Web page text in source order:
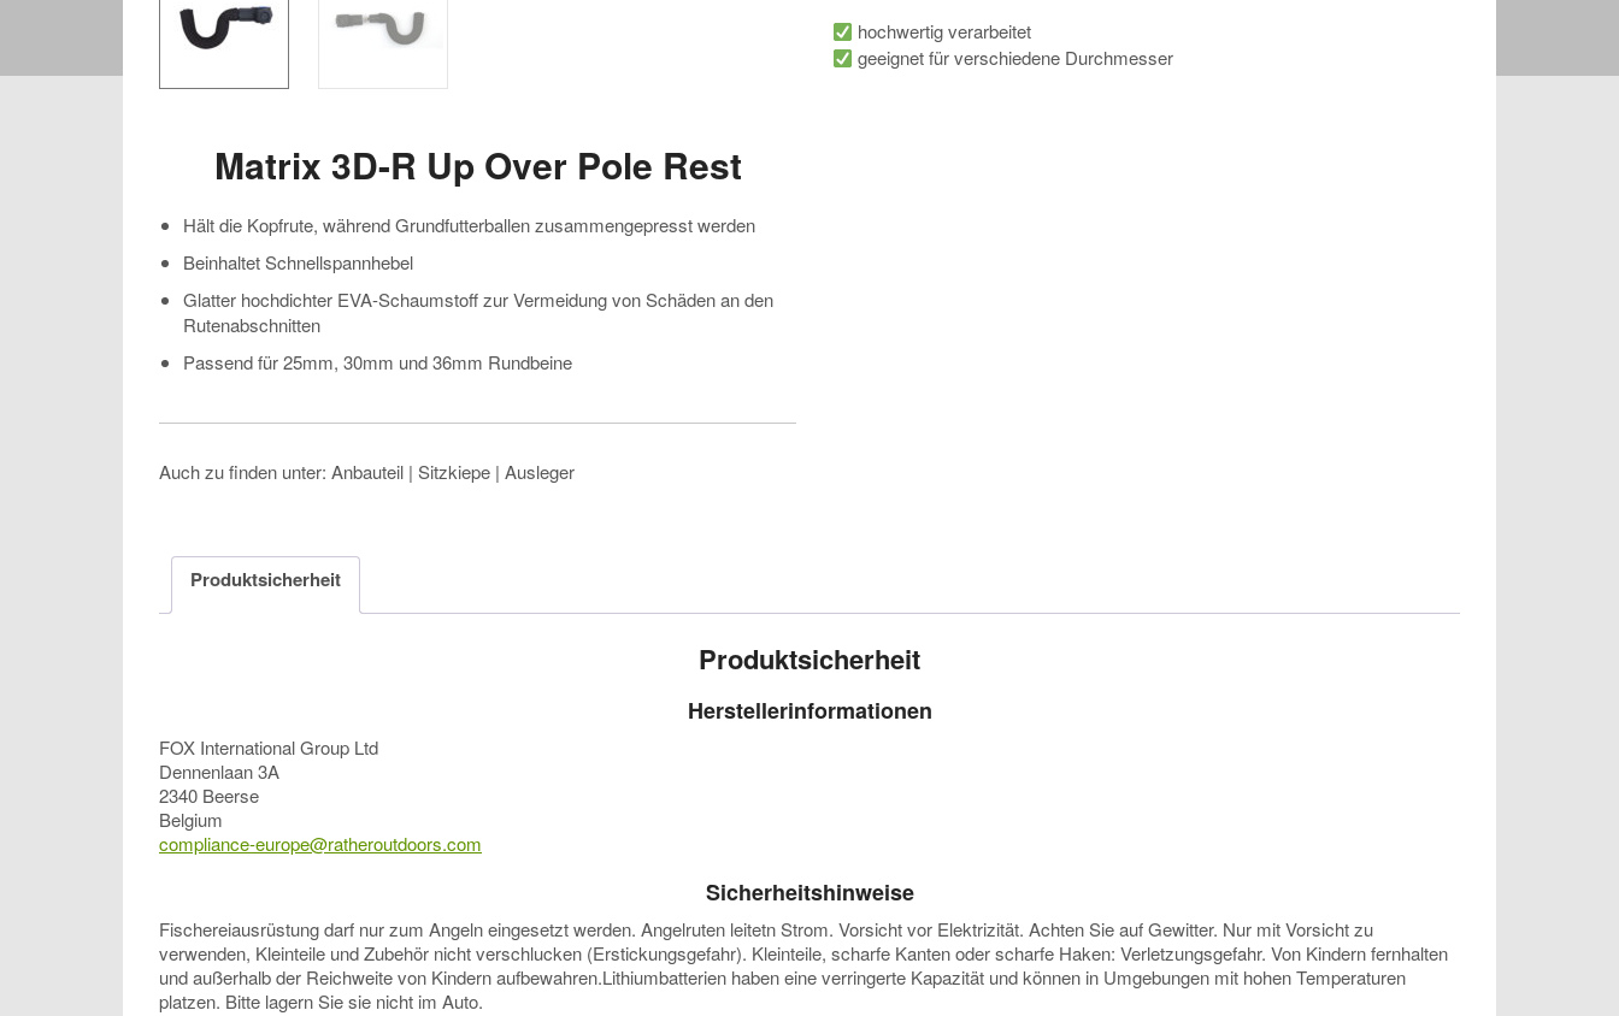
Matrix 3D-R Up Over Pole Rest
Hält die Kopfrute, während Grundfutterballen zusammengepresst werden
Beinhaltet Schnellspannhebel
Glatter hochdichter EVA-Schaumstoff zur Vermeidung von Schäden an den
Rutenabschnitten
Passend für 25mm, 30mm und 36mm Rundbeine
Auch zu finden unter: Anbauteil | Sitzkiepe | Ausleger
hochwertig verarbeitet
geeignet für verschiedene Durchmesser
Produktsicherheit
Produktsicherheit
Herstellerinformationen
FOX International Group Ltd
Dennenlaan 3A
2340 Beerse
Belgium
compliance-europe@ratheroutdoors.com
Sicherheitshinweise
Fischereiausrüstung darf nur zum Angeln eingesetzt werden. Angelruten leitetn Strom. Vorsicht vor Elektrizität. Achten Sie auf Gewitter. Nur mit Vorsicht zu
verwenden, Kleinteile und Zubehör nicht verschlucken (Erstickungsgefahr). Kleinteile, scharfe Kanten oder scharfe Haken: Verletzungsgefahr. Von Kindern fernhalten
und außerhalb der Reichweite von Kindern aufbewahren.Lithiumbatterien haben eine verringerte Kapazität und können in Umgebungen mit hohen Temperaturen
platzen. Bitte lagern Sie sie nicht im Auto.